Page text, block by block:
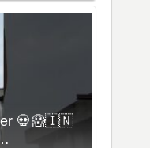
💀😱🇮🇳